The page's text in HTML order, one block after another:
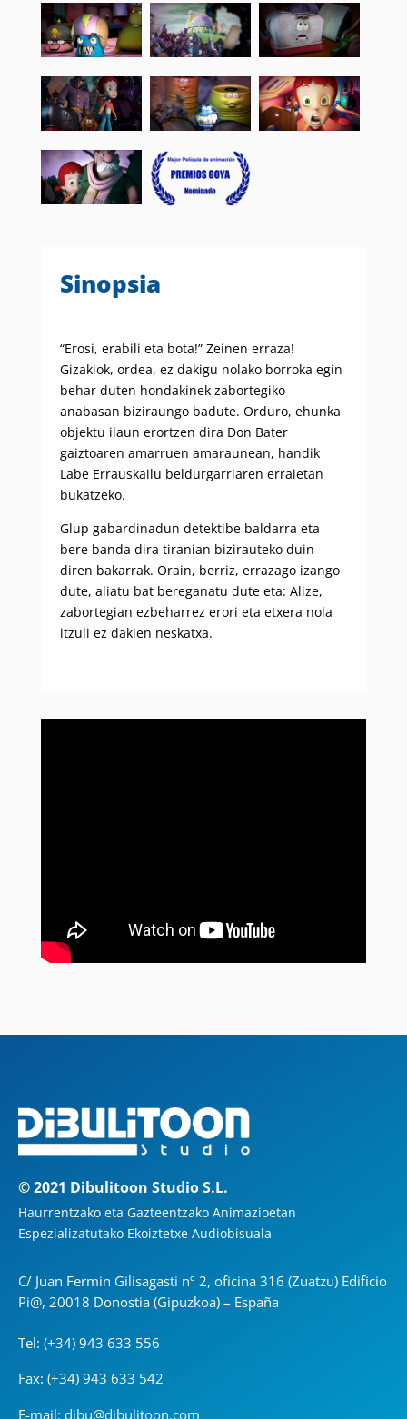
Sinopsia
“Erosi, erabili eta bota!” Zeinen erraza!
Gizakiok, ordea, ez dakigu nolako borroka egin
behar duten hondakinek zabortegiko
anabasan biziraungo badute. Orduro, ehunka
objektu ilaun erortzen dira Don Bater
gaiztoaren amarruen amaraunean, handik
Labe Errauskailu beldurgarriaren erraietan
bukatzeko.
Glup gabardinadun detektibe baldarra eta
bere banda dira tiranian bizirauteko duin
diren bakarrak. Orain, berriz, errazago izango
dute, aliatu bat bereganatu dute eta: Alize,
zabortegian ezbeharrez erori eta etxera nola
itzuli ez dakien neskatxa.
© 2021 Dibulitoon Studio S.L.
Haurrentzako eta Gazteentzako Animazioetan
Espezializatutako Ekoiztetxe Audiobisuala
C/ Juan Fermin Gilisagasti nº 2, oficina 316 (Zuatzu) Edificio
Pi@, 20018 Donostia (Gipuzkoa) – España
Tel: (+34) 943 633 556
Fax: (+34) 943 633 542
E-mail: dibu@dibulitoon.com